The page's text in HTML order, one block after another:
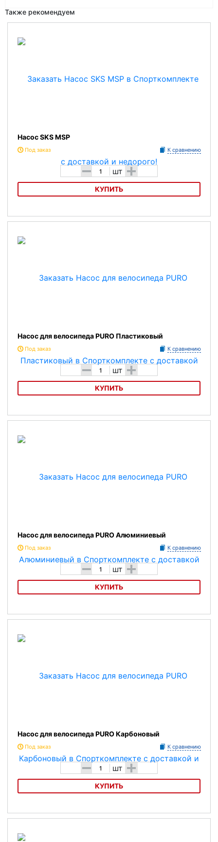
Также рекомендуем
Насос SKS MSP
Под заказ К сравнению
- шт +
КУПИТЬ
Насос SKS MSP
Насос для велосипеда PURO Пластиковый
Под заказ К сравнению
- шт +
КУПИТЬ
Насос для велосипеда PURO Пластиковый
Насос для велосипеда PURO Алюминиевый
Под заказ К сравнению
- шт +
КУПИТЬ
Насос для велосипеда PURO Алюминиевый
Насос для велосипеда PURO Карбоновый
Под заказ К сравнению
- шт +
КУПИТЬ
Насос для велосипеда PURO Карбоновый